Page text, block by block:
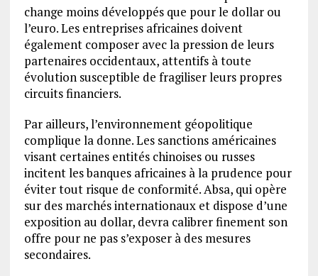
change moins développés que pour le dollar ou
l’euro. Les entreprises africaines doivent
également composer avec la pression de leurs
partenaires occidentaux, attentifs à toute
évolution susceptible de fragiliser leurs propres
circuits financiers.
Par ailleurs, l’environnement géopolitique
complique la donne. Les sanctions américaines
visant certaines entités chinoises ou russes
incitent les banques africaines à la prudence pour
éviter tout risque de conformité. Absa, qui opère
sur des marchés internationaux et dispose d’une
exposition au dollar, devra calibrer finement son
offre pour ne pas s’exposer à des mesures
secondaires.